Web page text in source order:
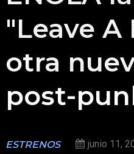
"Leave A
otra
post-
ESTRENOS junio 11,